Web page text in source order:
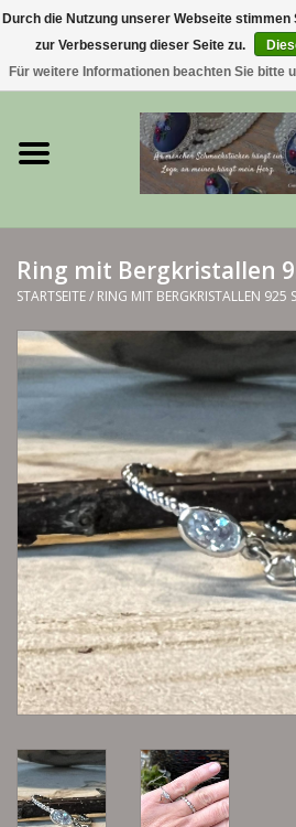
Trachtenschmuck & Ketten
exklusive Kropfketten
925 Silberschmuck
BERGliebe-Kollektion
I ❤️ bayerischer Wald Armband
Lieblingsmensch Kollektion
Ohrringe & Ohrstecker
Armbänder
individuell gravierbarer
Schmuck
Ring mit Bergkristallen
STARTSEITE/ RING MIT BERGKRISTALLEN 925
Durch die Nutzung unserer Webseite
zur Verbesserung dieser Seite zu.
Für weitere Informationen beachten Sie bitte